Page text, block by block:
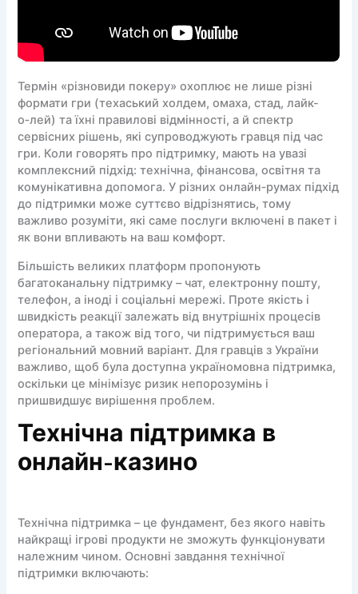
Термін «різновиди покеру» охоплює не лише різні
формати гри (техаський холдем, омаха, стад, лайк-
о‑лей) та їхні правилові відмінності, а й спектр
сервісних рішень, які супроводжують гравця під час
гри. Коли говорять про підтримку, мають на увазі
комплексний підхід: технічна, фінансова, освітня та
комунікативна допомога. У різних онлайн‑румах підхід
до підтримки може суттєво відрізнятись, тому
важливо розуміти, які саме послуги включені в пакет і
як вони впливають на ваш комфорт.
Більшість великих платформ пропонують
багатоканальну підтримку – чат, електронну пошту,
телефон, а іноді і соціальні мережі. Проте якість і
швидкість реакції залежать від внутрішніх процесів
оператора, а також від того, чи підтримується ваш
регіональний мовний варіант. Для гравців з України
важливо, щоб була доступна україномовна підтримка,
оскільки це мінімізує ризик непорозумінь і
пришвидшує вирішення проблем.
Технічна підтримка в
онлайн‑казино
Технічна підтримка – це фундамент, без якого навіть
найкращі ігрові продукти не зможуть функціонувати
належним чином. Основні завдання технічної
підтримки включають: